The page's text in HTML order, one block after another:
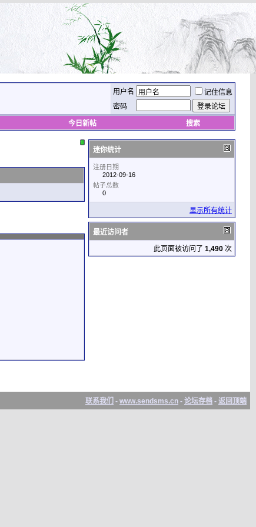
用户名
记住信息
密码
今日新帖 搜索
迷你统计
注册日期
2012-09-16
帖子总数
0
显示所有统计
最近访问者
此页面被访问了 1,490 次
联系我们 - www.sendsms.cn - 论坛存档 - 返回顶端